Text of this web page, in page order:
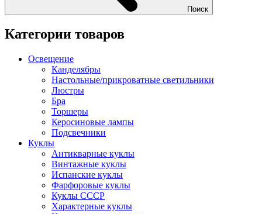
Поиск
Категории товаров
Освещение
Канделябры
Настольные/прикроватные светильники
Люстры
Бра
Торшеры
Керосиновые лампы
Подсвечники
Куклы
Антикварные куклы
Винтажные куклы
Испанские куклы
Фарфоровые куклы
Куклы СССР
Характерные куклы